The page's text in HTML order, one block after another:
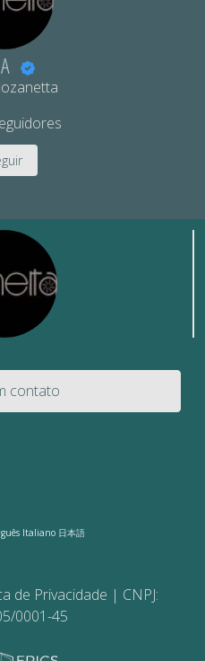
contato
Italiano 日本語
de Privacidade
CNPJ:
0001-45